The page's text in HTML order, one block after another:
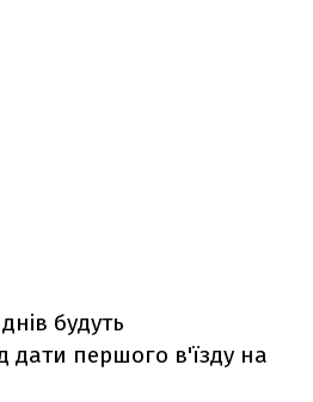
будуть
дати першого в'їзду на